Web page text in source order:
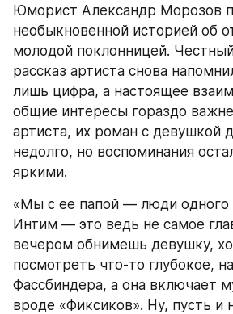
Юморист Александр Морозов
необыкновенной историей об
молодой поклонницей.
рассказ артиста снова
лишь цифра, а настоящее
общие интересы гораздо
артиста, их роман с девушкой
недолго, но воспоминания
яркими.
«Мы с ее папой — люди одного
Интим — это ведь не самое
вечером обнимешь девушку,
посмотреть что-то глубокое,
Фассбиндера, а она включает
вроде «Фиксиков». Ну, пусть и